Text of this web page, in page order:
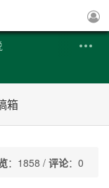
箱
：1858 / 评论：0